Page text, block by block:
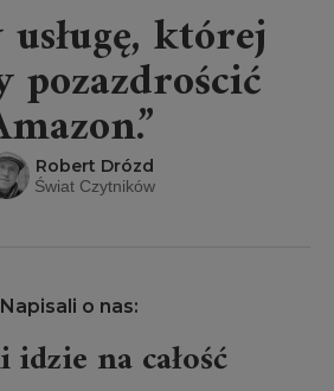
której
pozazdrościć
Robert Drózd
Świat Czytników
Napisali o nas:
na całość